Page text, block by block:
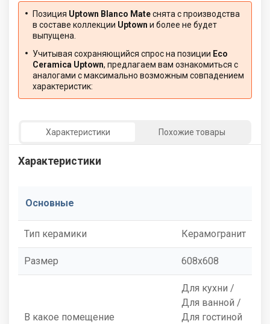
Позиция Uptown Blanco Mateснята с производства
в составе коллекции Uptown и более не будет
выпущена.
Учитывая сохраняющийся спрос на позиции Eco
Ceramica Uptown, предлагаем вам ознакомиться с
аналогами с максимально возможным совпадением
характеристик:
Характеристики Похожие товары
Характеристики
Основные
Тип керамики Керамогранит
Размер 608x608
В какое помещение
Для кухни /
Для ванной /
Для гостиной